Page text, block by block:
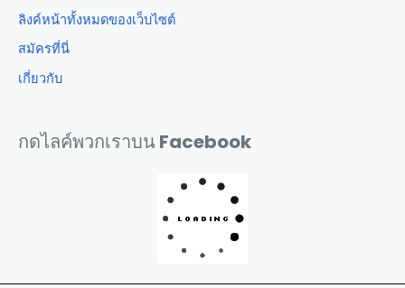
ลิงค์หน้าทั้งหมดของเว็บไซต์
สมัครที่นี่
เกี่ยวกับ
กดไลค์พวกเราบน Facebook